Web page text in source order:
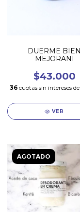
DUERME BIEN
MEJORANI
$43.000
36 cuotas sin intereses de
VER
AGOTADO